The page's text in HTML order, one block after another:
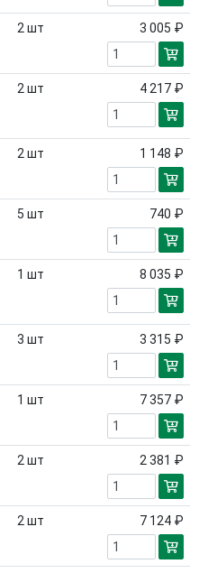
2шт 3 005 ₽
2шт 4 217 ₽
2шт 1 148 ₽
5 шт 740 ₽
1 шт 8 035 ₽
3 шт 3 315 ₽
1 шт 7 357 ₽
2шт 2 381 ₽
2шт 7 124 ₽